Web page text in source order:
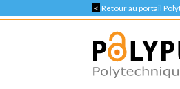
< Retour au portail